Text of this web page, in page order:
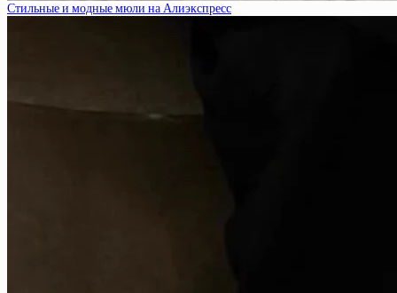
Стильные и модные мюли на Алиэкспресс